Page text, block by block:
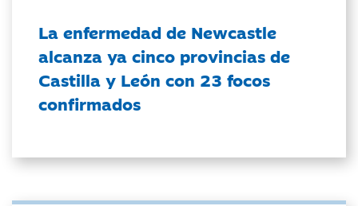
La enfermedad de Newcastle
alcanza ya cinco provincias de
Castilla y León con 23 focos
confirmados